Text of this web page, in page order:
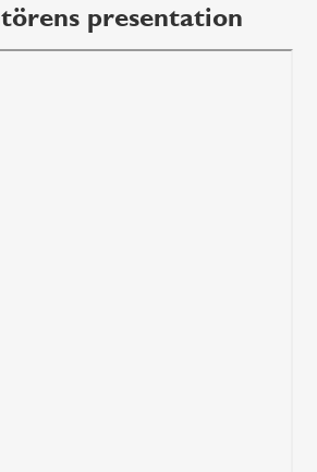
presentation